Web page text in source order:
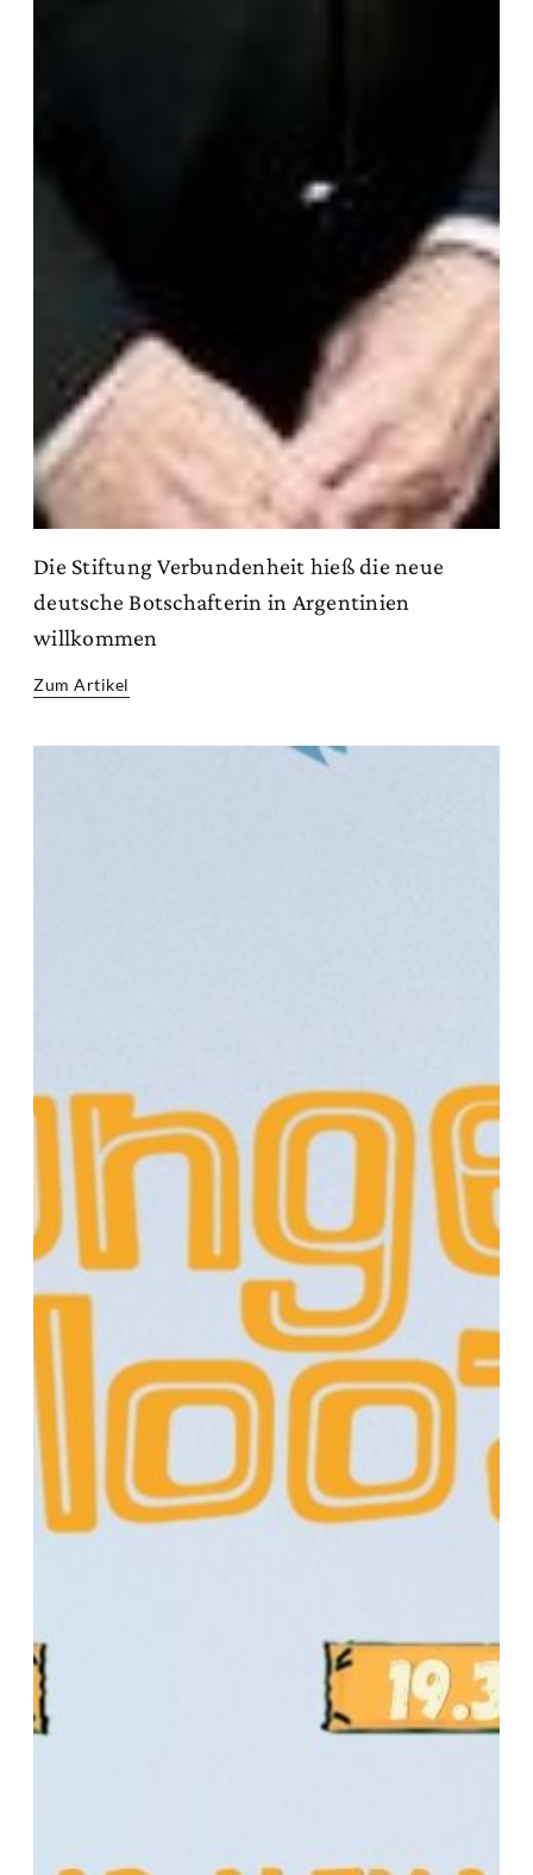
Die Stiftung Verbundenheit hieß die neue
deutsche Botschafterin in Argentinien
willkommen
Zum Artikel